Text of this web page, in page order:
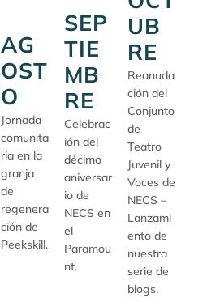
AG
OST
O
Jornada
comunita
ria en la
granja
de
regenera
ción de
Peekskill.
SEP
TIE
MB
RE
Celebrac
ión del
décimo
aniversar
io de
NECS en
el
Paramou
nt.
UB
RE
Reanuda
ción del
Conjunto
de
Teatro
Juvenil y
Voces de
NECS –
Lanzami
ento de
nuestra
serie de
blogs.